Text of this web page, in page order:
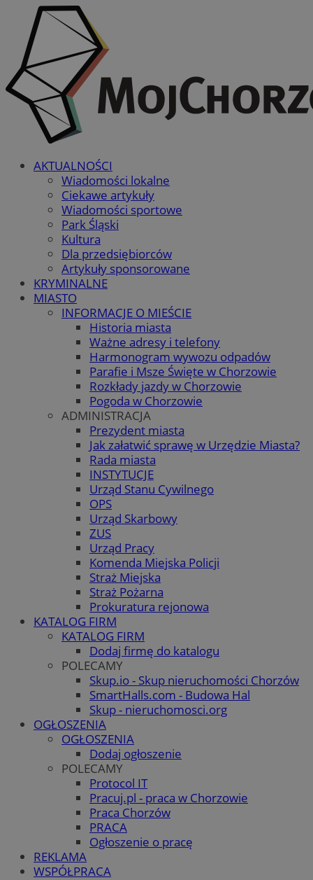
AKTUALNOŚCI
Wiadomości lokalne
Ciekawe artykuły
Wiadomości sportowe
Park Śląski
Kultura
Dla przedsiębiorców
Artykuły sponsorowane
KRYMINALNE
MIASTO
INFORMACJE O MIEŚCIE
Historia miasta
Ważne adresy i telefony
Harmonogram wywozu odpadów
Parafie i Msze Święte w Chorzowie
Rozkłady jazdy w Chorzowie
Pogoda w Chorzowie
ADMINISTRACJA
Prezydent miasta
Jak załatwić sprawę w Urzędzie Miasta?
Rada miasta
INSTYTUCJE
Urząd Stanu Cywilnego
OPS
Urząd Skarbowy
ZUS
Urząd Pracy
Komenda Miejska Policji
Straż Miejska
Straż Pożarna
Prokuratura rejonowa
KATALOG FIRM
KATALOG FIRM
Dodaj firmę do katalogu
POLECAMY
Skup.io - Skup nieruchomości Chorzów
SmartHalls.com - Budowa Hal
Skup - nieruchomosci.org
OGŁOSZENIA
OGŁOSZENIA
Dodaj ogłoszenie
POLECAMY
Protocol IT
Pracuj.pl - praca w Chorzowie
Praca Chorzów
PRACA
Ogłoszenie o pracę
REKLAMA
WSPÓŁPRACA